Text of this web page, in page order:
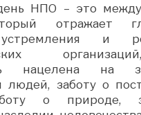
НПО – это
отражает
и
нацелена на
людей, заботу о
о природе,